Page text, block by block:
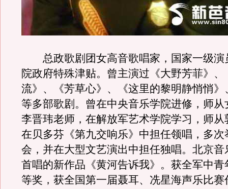
总政歌剧团女高音歌唱家，国家一级演
院政府特殊津贴。曾主演过《大野芳菲》、
流》、《芳草心》、《这里的黎明静悄悄》
等多部歌剧。曾在中央音乐学院进修，师从
李晋玮老师，在解放军艺术学院学习，师从
在贝多芬《第九交响乐》中担任领唱，多次
会，并在大型文艺演出中担任独唱。北京音
首唱的新作品《黄河告诉我》。获全军中青
等奖，获全国第一届聂耳、冼星海声乐比赛